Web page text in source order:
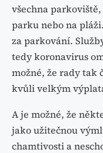
všechna
parku nebo na
za parkování.
tedy koronavirus
možné, že rady tak
kvůli velkým
A je možné, že
jako užitečnou
chamtivosti a